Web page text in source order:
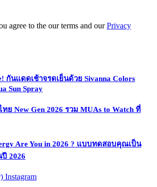
agree to the our terms and ourPrivacy
กันแดดเช้าจรดเย็นด้วย Sivanna Colors
Sun Spray
ย New Gen 2026 รวม MUAs to Watch ที่
Are You in 2026 ? แบบทดสอบคุณเป็น
2026
Instagram